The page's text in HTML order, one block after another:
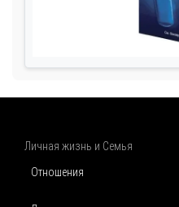
Личная жизнь и Семья
Отношения